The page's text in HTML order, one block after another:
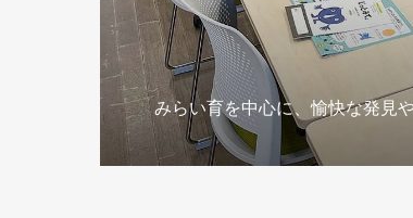
みらい育を中心に、愉快な発見